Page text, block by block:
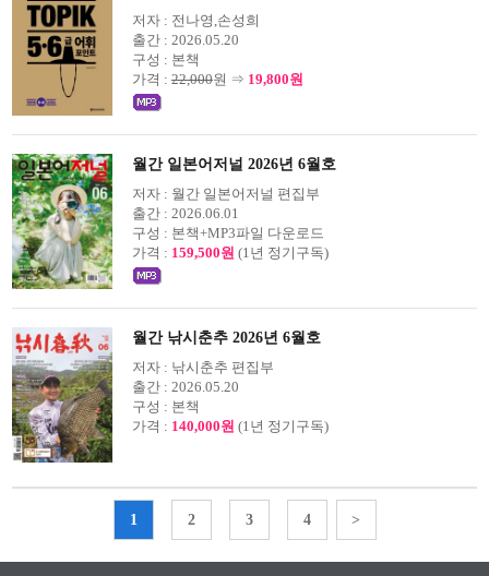
저자 : 전나영,손성희
출간 : 2026.05.20
구성 : 본책
가격 : 22,000원 ⇒ 19,800원
월간 일본어저널 2026년 6월호
저자 : 월간 일본어저널 편집부
출간 : 2026.06.01
구성 : 본책+MP3파일 다운로드
가격 : 159,500원 (1년 정기구독)
월간 낚시춘추 2026년 6월호
저자 : 낚시춘추 편집부
출간 : 2026.05.20
구성 : 본책
가격 : 140,000원 (1년 정기구독)
1 2 3 4 >